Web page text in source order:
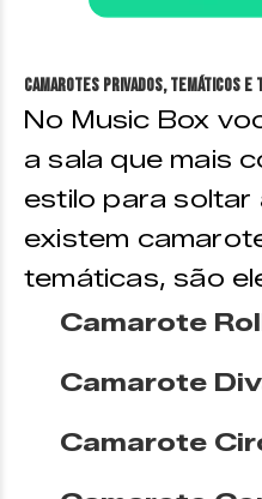
Camarotes privados, temáticos
No Music Box
a sala que mais
estilo para soltar
existem
temáticas, são
Camarote
Camarote
Camarote